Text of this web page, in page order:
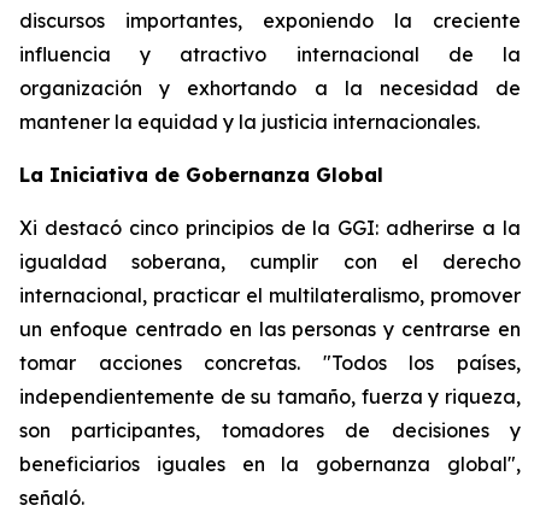
discursos importantes, exponiendo la creciente
influencia y atractivo internacional de la
organización y exhortando a la necesidad de
mantener la equidad y la justicia internacionales.
La Iniciativa de Gobernanza Global
Xi destacó cinco principios de la GGI: adherirse a la
igualdad soberana, cumplir con el derecho
internacional, practicar el multilateralismo, promover
un enfoque centrado en las personas y centrarse en
tomar acciones concretas. "Todos los países,
independientemente de su tamaño, fuerza y riqueza,
son participantes, tomadores de decisiones y
beneficiarios iguales en la gobernanza global",
señaló.